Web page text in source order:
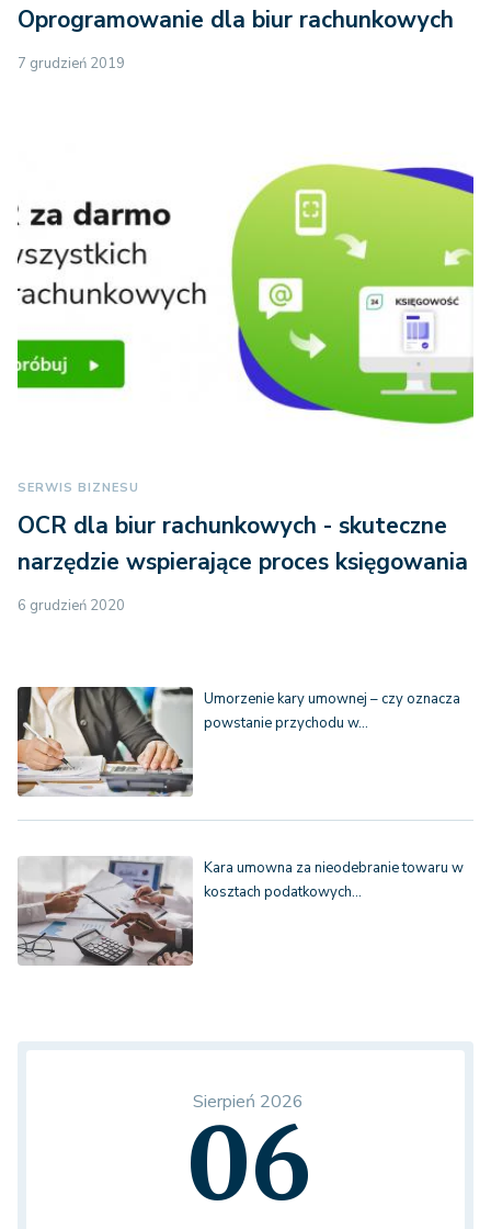
Oprogramowanie dla biur rachunkowych
7 grudzień 2019
SERWIS BIZNESU
OCR dla biur rachunkowych - skuteczne
narzędzie wspierające proces księgowania
6 grudzień 2020
Umorzenie kary umownej – czy oznacza
powstanie przychodu w…
Kara umowna za nieodebranie towaru w
kosztach podatkowych…
Sierpień 2026
06